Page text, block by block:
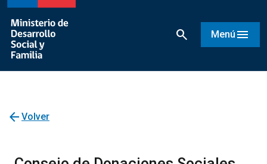
search Menú menu
arrow_back Volver